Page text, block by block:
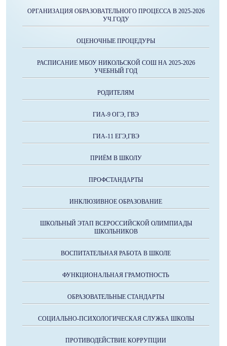
ОРГАНИЗАЦИЯ ОБРАЗОВАТЕЛЬНОГО ПРОЦЕССА В 2025-2026
УЧ.ГОДУ
ОЦЕНОЧНЫЕ ПРОЦЕДУРЫ
РАСПИСАНИЕ МБОУ НИКОЛЬСКОЙ СОШ НА 2025-2026
УЧЕБНЫЙ ГОД
РОДИТЕЛЯМ
ГИА-9 ОГЭ, ГВЭ
ГИА-11 ЕГЭ,ГВЭ
ПРИЁМ В ШКОЛУ
ПРОФСТАНДАРТЫ
ИНКЛЮЗИВНОЕ ОБРАЗОВАНИЕ
ШКОЛЬНЫЙ ЭТАП ВСЕРОССИЙСКОЙ ОЛИМПИАДЫ
ШКОЛЬНИКОВ
ВОСПИТАТЕЛЬНАЯ РАБОТА В ШКОЛЕ
ФУНКЦИОНАЛЬНАЯ ГРАМОТНОСТЬ
ОБРАЗОВАТЕЛЬНЫЕ СТАНДАРТЫ
СОЦИАЛЬНО-ПСИХОЛОГИЧЕСКАЯ СЛУЖБА ШКОЛЫ
ПРОТИВОДЕЙСТВИЕ КОРРУПЦИИ